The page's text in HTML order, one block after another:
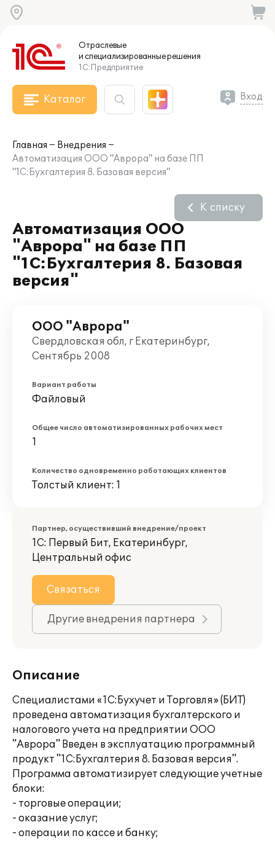
Отраслевые
и специализированныерешения
1С:Предприятие
Каталог Вход
Главная
Внедрения
Автоматизация ООО "Аврора" на базе ПП
"1С:Бухгалтерия 8. Базовая версия"
Автоматизация ООО
"Аврора" на базе ПП
"1С:Бухгалтерия 8. Базовая
версия"
К списку
ООО "Аврора"
Свердловская обл, г Екатеринбург,
Сентябрь 2008
Вариант работы
Файловый
Общее число автоматизированных рабочих мест
1
Количество одновременно работающих клиентов
Толстый клиент: 1
Партнер, осуществивший внедрение/проект
1С: Первый Бит, Екатеринбург,
Центральный офис
Связаться
Другие внедрения партнера
Описание
Специалистами «1С:Бухучет и Торговля» (БИТ)
проведена автоматизация бухгалтерского и
налогового учета на предприятии ООО
"Аврора" Введен в эксплуатацию программный
продукт "1С:Бухгалтерия 8. Базовая версия".
Программа автоматизирует следующие учетные
блоки:
- торговые операции;
- оказание услуг;
- операции по кассе и банку;